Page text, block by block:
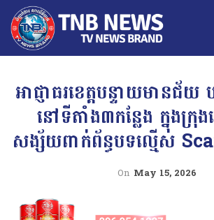
អាជ្ញាធរខេត្តបន្ទាយមានជ័យ
នៅទីតាំង៣កន្លែង ក្នុងក្
សង្ស័យពាក់ព័ន្ធបទល្មើស
On May 15, 2026